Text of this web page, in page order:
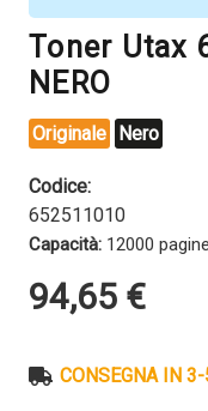
Toner Utax
NERO
Originale Nero
Codice:
652511010
Capacità: 12000 pagine
94,65 €
CONSEGNA IN